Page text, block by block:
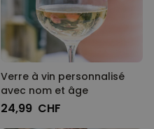
Verre à vin personnalisé
avec nom et âge
24,99 CHF